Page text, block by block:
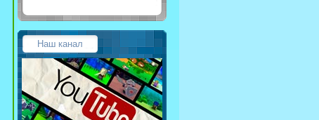
Наш канал